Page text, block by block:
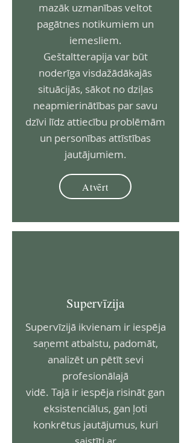
mazāk uzmanības veltot
pagātnes notikumiem un
iemesliem.
Geštaltterapija var būt
noderīga visdažādākajās
situācijās, sākot no dziļas
neapmierinātības par savu
dzīvi līdz attiecību problēmām
un personības attīstības
jautājumiem.
Atvērt
Supervīzija
Supervīzijā ikvienam ir iespēja
saņemt atbalstu, padomāt,
analizēt un pētīt sevi
profesionālajā
vidē. Tajā ir iespēja risināt gan
eksistenciālus, gan ļoti
konkrētus jautājumus, kuri